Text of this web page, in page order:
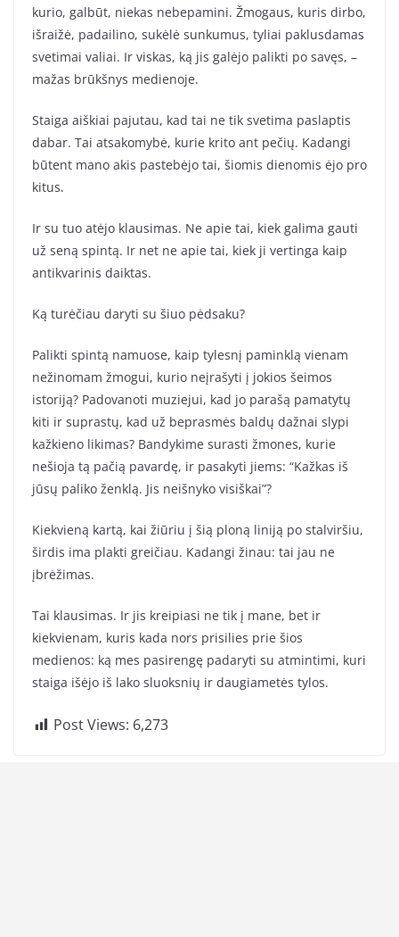
kurio, galbūt, niekas nebepamini. Žmogaus, kuris dirbo,
išraižė, padailino, sukėlė sunkumus, tyliai paklusdamas
svetimai valiai. Ir viskas, ką jis galėjo palikti po savęs, –
mažas brūkšnys medienoje.
Staiga aiškiai pajutau, kad tai ne tik svetima paslaptis
dabar. Tai atsakomybė, kurie krito ant pečių. Kadangi
būtent mano akis pastebėjo tai, šiomis dienomis ėjo pro
kitus.
Ir su tuo atėjo klausimas. Ne apie tai, kiek galima gauti
už seną spintą. Ir net ne apie tai, kiek ji vertinga kaip
antikvarinis daiktas.
Ką turėčiau daryti su šiuo pėdsaku?
Palikti spintą namuose, kaip tylesnį paminklą vienam
nežinomam žmogui, kurio neįrašyti į jokios šeimos
istoriją? Padovanoti muziejui, kad jo parašą pamatytų
kiti ir suprastų, kad už beprasmės baldų dažnai slypi
kažkieno likimas? Bandykime surasti žmones, kurie
nešioja tą pačią pavardę, ir pasakyti jiems: “Kažkas iš
jūsų paliko ženklą. Jis neišnyko visiškai”?
Kiekvieną kartą, kai žiūriu į šią ploną liniją po stalviršiu,
širdis ima plakti greičiau. Kadangi žinau: tai jau ne
įbrėžimas.
Tai klausimas. Ir jis kreipiasi ne tik į mane, bet ir
kiekvienam, kuris kada nors prisilies prie šios
medienos: ką mes pasirengę padaryti su atmintimi, kuri
staiga išėjo iš lako sluoksnių ir daugiametės tylos.
Post Views: 6,273